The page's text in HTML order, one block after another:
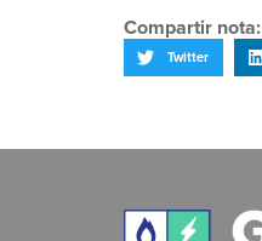
Compartir nota:
Twitter